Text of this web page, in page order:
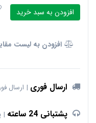
افزودن به سبد خرید
افزودن به لیست
ارسال فوری ارسال
پشتبانی 24 ساعته